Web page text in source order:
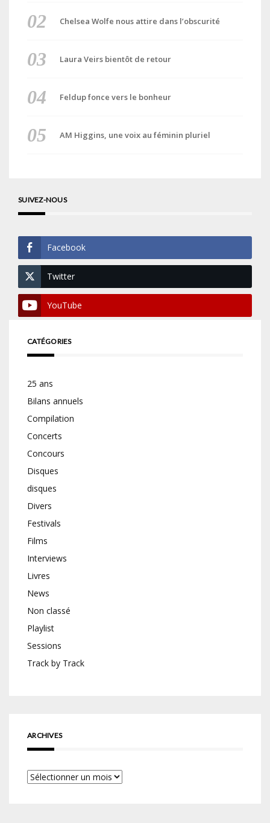
Chelsea Wolfe nous attire dans l’obscurité
Laura Veirs bientôt de retour
Feldup fonce vers le bonheur
AM Higgins, une voix au féminin pluriel
SUIVEZ-NOUS
Facebook
Twitter
YouTube
CATÉGORIES
25 ans
Bilans annuels
Compilation
Concerts
Concours
Disques
disques
Divers
Festivals
Films
Interviews
Livres
News
Non classé
Playlist
Sessions
Track by Track
ARCHIVES
Archives